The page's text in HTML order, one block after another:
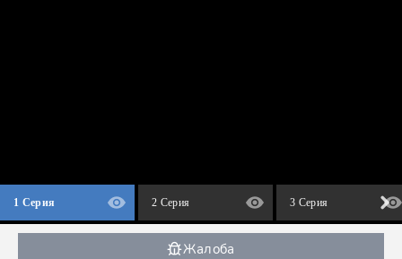
1 Серия 2 Серия 3 Серия
Жалоба